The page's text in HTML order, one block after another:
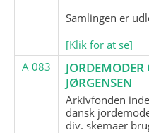
Samlingen er
[Klik for at se]
A 083
JØRGENSEN
Arkivfonden
dansk
div. skemaer